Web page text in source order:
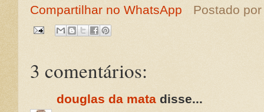
Compartilhar no WhatsApp Postado
3 comentários:
douglas da mata disse...